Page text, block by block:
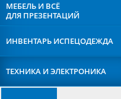
МЕБЕЛЬ И ВСЁ
ДЛЯ ПРЕЗЕНТАЦИЙ
ИНВЕНТАРЬ ИСПЕЦОДЕЖДА
ТЕХНИКА ИЭЛЕКТРОНИКА